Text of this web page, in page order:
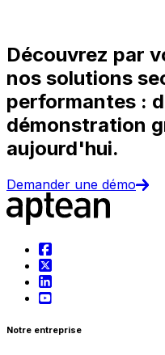
Découvrez par
nos solutions
performantes :
démonstration
aujourd'hui.
Demander une démo
Notre entreprise